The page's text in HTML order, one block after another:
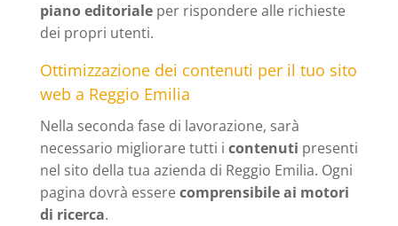
piano editorialeper rispondere alle richieste
dei propri utenti.
Ottimizzazione dei contenuti per il tuo sito
web a Reggio Emilia
Nella seconda fase di lavorazione, sarà
necessario migliorare tutti i contenuti presenti
nel sito della tua azienda di Reggio Emilia. Ogni
pagina dovrà esserecomprensibile ai motori
di ricerca.